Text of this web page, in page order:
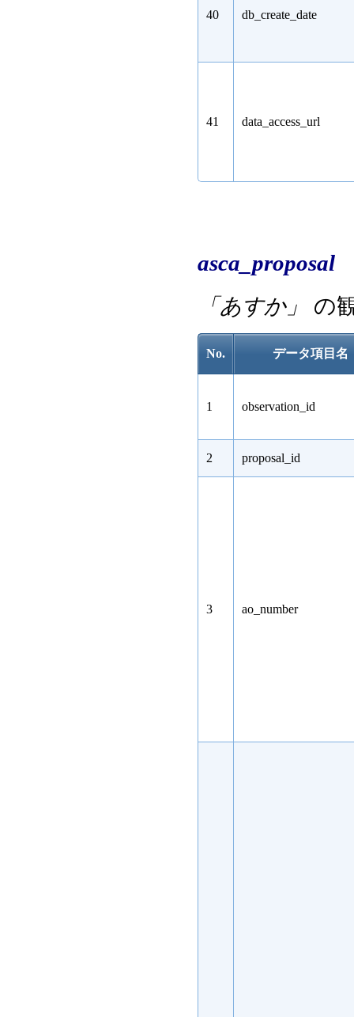
40 db_create_date
41 data_access_url
asca_proposal
「あすか」 の
No. データ項目名
1 observation_id
2 proposal_id
3 ao_number